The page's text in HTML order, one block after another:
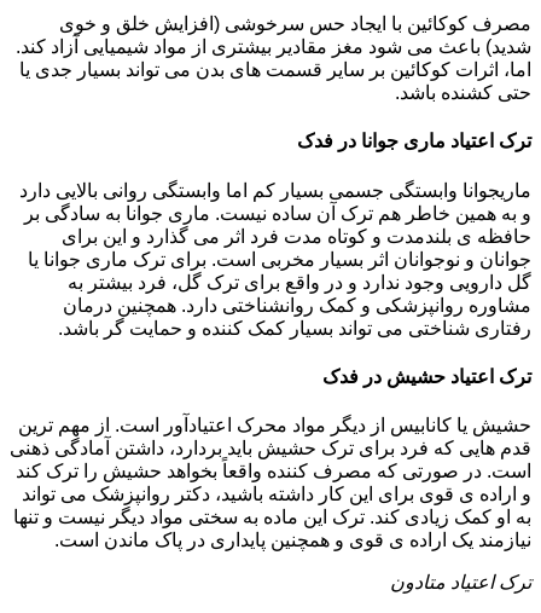
مصرف کوکائین با ایجاد حس سرخوشی (افزایش خلق و خوی
شدید) باعث می شود مغز مقادیر بیشتری از مواد شیمیایی آزاد کند.
اما، اثرات کوکائین بر سایر قسمت های بدن می تواند بسیار جدی یا
حتی کشنده باشد.
ترک اعتیاد ماری جوانا در فدک
ماریجوانا وابستگی جسمی بسیار کم اما وابستگی روانی بالایی دارد
و به همین خاطر هم ترک آن ساده نیست. ماری جوانا به سادگی بر
حافظه ی بلندمدت و کوتاه مدت فرد اثر می گذارد و این برای
جوانان و نوجوانان اثر بسیار مخربی است. برای ترک ماری جوانا یا
گل دارویی وجود ندارد و در واقع برای ترک گل، فرد بیشتر به
مشاوره روانپزشکی و کمک روانشناختی دارد. همچنین درمان
رفتاری شناختی می تواند بسیار کمک کننده و حمایت گر باشد.
ترک اعتیاد حشیش در فدک
حشیش یا کانابیس از دیگر مواد محرک اعتیادآور است. از مهم ترین
قدم هایی که فرد برای ترک حشیش باید بردارد، داشتن آمادگی ذهنی
است. در صورتی که مصرف کننده واقعاً بخواهد حشیش را ترک کند
و اراده ی قوی برای این کار داشته باشید، دکتر روانپزشک می تواند
به او کمک زیادی کند. ترک این ماده به سختی مواد دیگر نیست و تنها
نیازمند یک اراده ی قوی و همچنین پایداری در پاک ماندن است.
ترک اعتیاد متادون